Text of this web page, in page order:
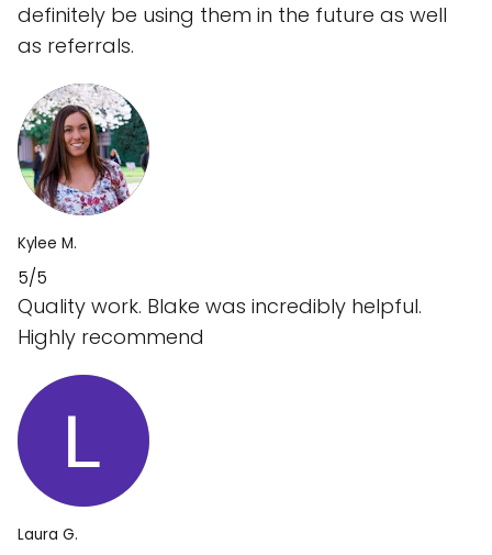
definitely be using them in the future as well
as referrals.
Kylee M.
5/5
Quality work. Blake was incredibly helpful.
Highly recommend
Laura G.